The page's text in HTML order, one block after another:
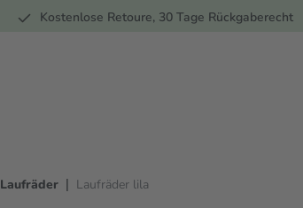
Kostenlose Retoure, 30 Tage Rückgaberecht
Laufräder | Laufräder lila